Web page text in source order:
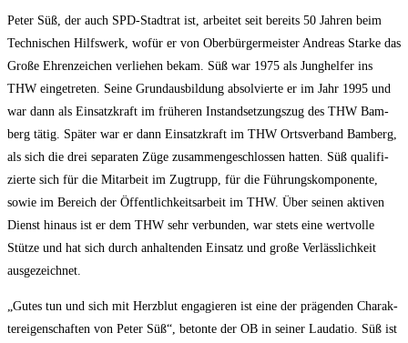
Peter Süß, der auch SPD-Stadt­rat ist, arbei­tet seit bereits 50 Jah­ren beim
Tech­ni­schen Hilfs­werk, wofür er von Ober­bür­ger­meis­ter Andre­as Star­ke das
Gro­ße Ehren­zei­chen ver­lie­hen bekam. Süß war 1975 als Jung­hel­fer ins
THW ein­ge­tre­ten. Sei­ne Grund­aus­bil­dung absol­vier­te er im Jahr 1995 und
war dann als Ein­satz­kraft im frü­he­ren Instand­set­zungs­zug des THW Bam­
berg tätig. Spä­ter war er dann Ein­satz­kraft im THW Orts­ver­band Bam­berg,
als sich die drei sepa­ra­ten Züge zusam­men­ge­schlos­sen hat­ten. Süß qua­li­fi­
zier­te sich für die Mit­ar­beit im Zug­trupp, für die Füh­rungs­kom­po­nen­te,
sowie im Bereich der Öffent­lich­keits­ar­beit im THW. Über sei­nen akti­ven
Dienst hin­aus ist er dem THW sehr ver­bun­den, war stets eine wert­vol­le
Stüt­ze und hat sich durch anhal­ten­den Ein­satz und gro­ße Ver­läss­lich­keit
ausgezeichnet.
„Gutes tun und sich mit Herz­blut enga­gie­ren ist eine der prä­gen­den Cha­rak­
ter­ei­gen­schaf­ten von Peter Süß“, beton­te der OB in sei­ner Lau­da­tio. Süß ist